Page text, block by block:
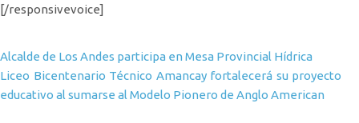
[/responsivevoice]
Navegación de entradas
Alcalde de Los Andes participa en Mesa Provincial Hídrica
Liceo Bicentenario Técnico Amancay fortalecerá su proyecto
educativo al sumarse al Modelo Pionero de Anglo American